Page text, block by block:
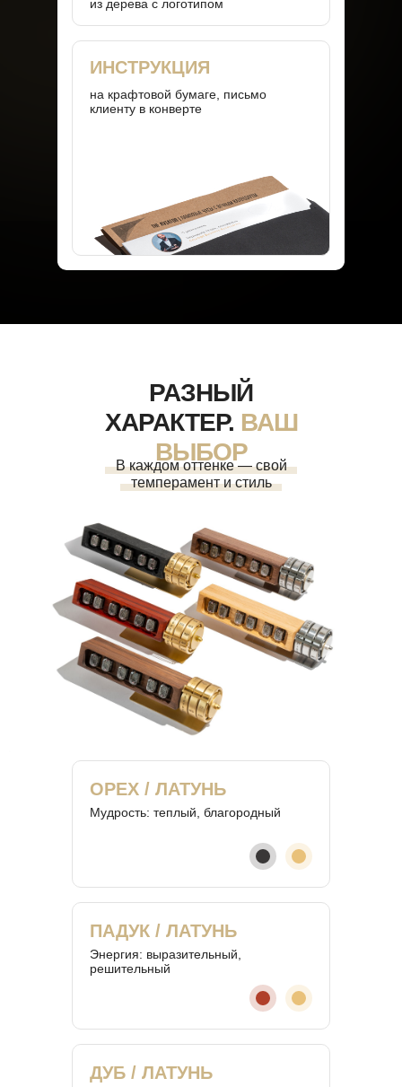
из дерева с логотипом
ИНСТРУКЦИЯ
на крафтовой бумаге, письмо
клиенту в конверте
ОРЕХ / ЛАТУНЬ
Мудрость: теплый, благородный
ПАДУК / ЛАТУНЬ
Энергия: выразительный,
решительный
ДУБ / ЛАТУНЬ
РАЗНЫЙ
ХАРАКТЕР. ВАШ
ВЫБОР
В каждом оттенке — свой
темперамент и стиль